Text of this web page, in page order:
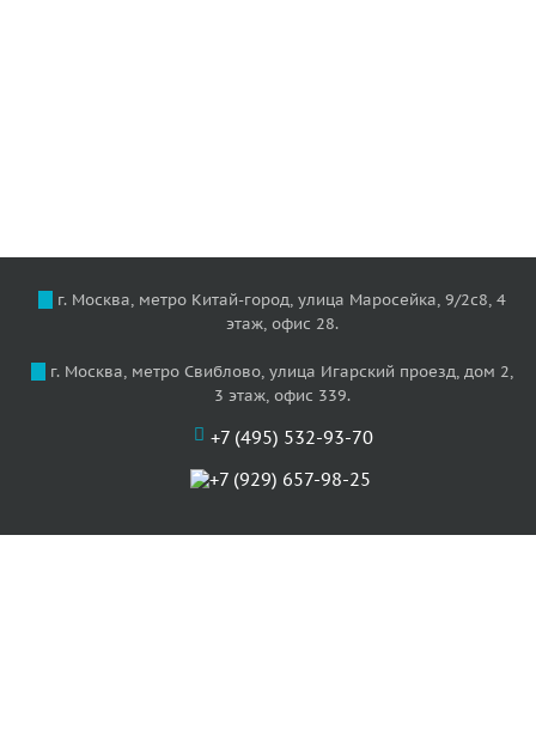
г. Москва, метро Китай-город, улица Маросейка, 9/2с8, 4
этаж, офис 28.
г. Москва, метро Свиблово, улица Игарский проезд, дом 2,
3 этаж, офис 339.
+7 (495) 532-93-70
+7 (929) 657-98-25